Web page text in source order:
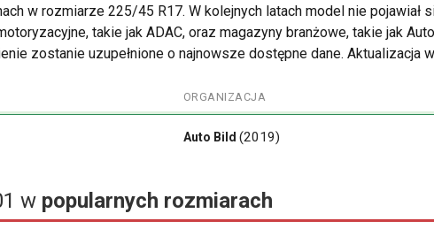
w rozmiarze 225/45 R17. W kolejnych latach model nie
takie jak ADAC, oraz magazyny branżowe, takie jak
zostanie uzupełnione o najnowsze dostępne dane. Aktualizacja
ORGANIZACJA
Auto Bild (2019)
w popularnych rozmiarach